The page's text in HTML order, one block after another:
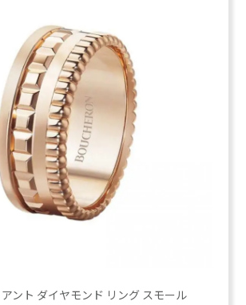
ント ダイヤモンド リング スモール